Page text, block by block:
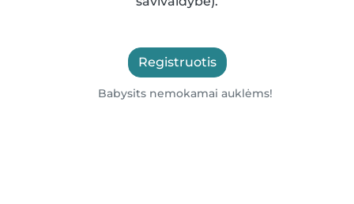
Registruotis
Babysits nemokamai auklėms!